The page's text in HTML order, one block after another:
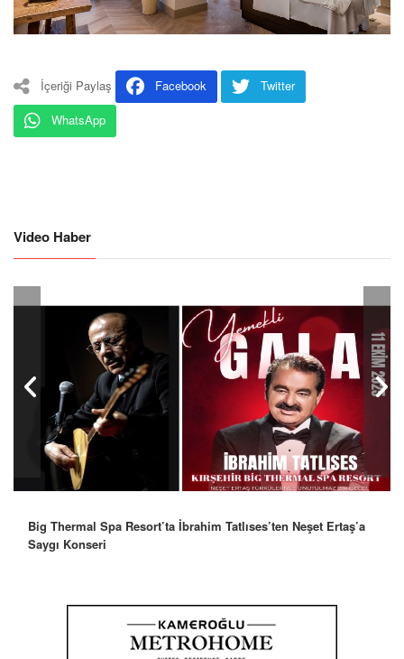
İçeriği Paylaş Facebook
Twitter
WhatsApp
Video Haber
Big Thermal Spa Resort’ta İbrahim Tatlıses’ten Neşet Ertaş’a
Saygı Konseri